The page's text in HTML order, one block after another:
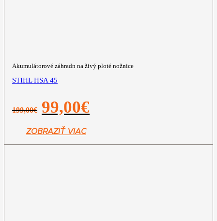
Akumulátorové záhradn na živý ploté nožnice
STIHL HSA 45
199,00€
Pôvodná
cena
199,00€.
99,00€
ZOBRAZIŤ VIAC